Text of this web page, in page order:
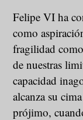
Felipe VI ha
como
fragilidad
de nuestras
capacidad
alcanza su
prójimo,